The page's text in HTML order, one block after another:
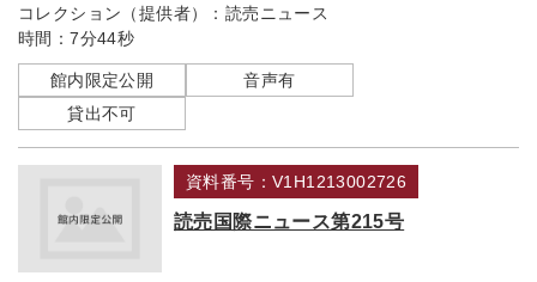
コレクション（提供者）： 読売ニュース
時間：7分44秒
館内限定公開
音声有
貸出不可
資料番号：V1H1213002726
読売国際ニュース第215号